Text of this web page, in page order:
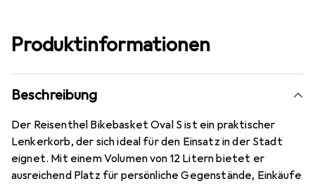
Produktinformationen
Beschreibung
Der Reisenthel Bikebasket Oval S ist ein praktischer
Lenkerkorb, der sich ideal für den Einsatz in der Stadt
eignet. Mit einem Volumen von 12 Litern bietet er
ausreichend Platz für persönliche Gegenstände, Einkäufe